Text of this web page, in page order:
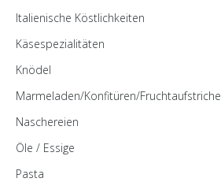
Italienische Köstlichkeiten
Käsespezialitäten
Knödel
Marmeladen/Konfitüren/Fruchtaufstriche
Naschereien
Öle / Essige
Pasta